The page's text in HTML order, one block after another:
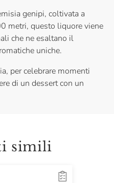
genipi, coltivata a
metri, questo liquore viene
che ne esaltano il
uniche.
per celebrare momenti
di un dessert con un
simili